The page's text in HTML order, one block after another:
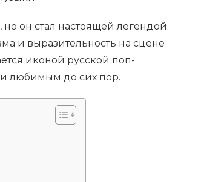
он стал настоящей легендой
и выразительность на сцене
иконой русской поп-
и любимым до сих пор.